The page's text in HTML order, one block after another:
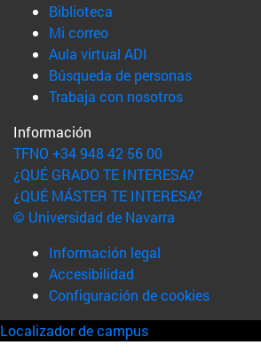
Biblioteca
Mi correo(abre en nueva ventana)
Aula virtual ADI
Búsqueda de personas(abre en
Trabaja con nosotros(abre en
Información
TFNO +34 948 42 56 00
¿QUÉ GRADO TE INTERESA?
¿QUÉ MÁSTER TE INTERESA?
© Universidad de Navarra
Información legal
Accesibilidad
Configuración de cookies
Localizador de campus